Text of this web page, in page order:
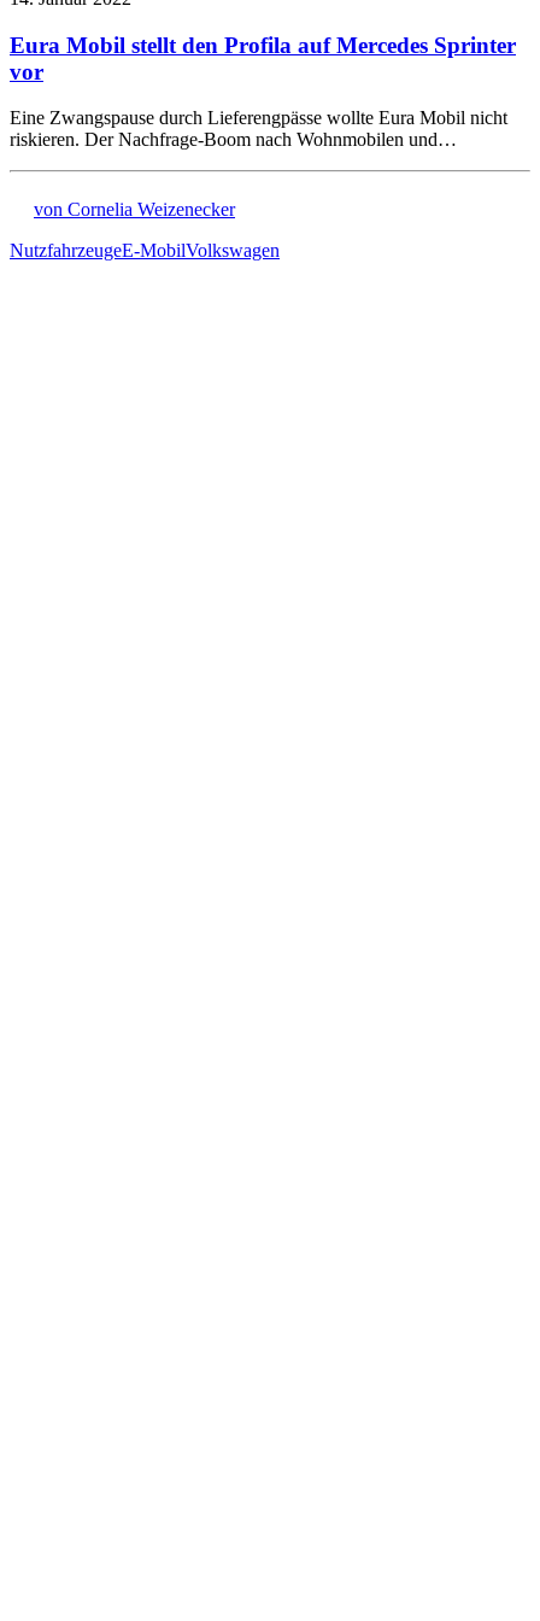
Eura Mobil stellt den Profila auf Mercedes Sprinter
vor
Eine Zwangspause durch Lieferengpässe wollte Eura Mobil nicht
riskieren. Der Nachfrage-Boom nach Wohnmobilen und…
von Cornelia Weizenecker
NutzfahrzeugeE-MobilVolkswagen